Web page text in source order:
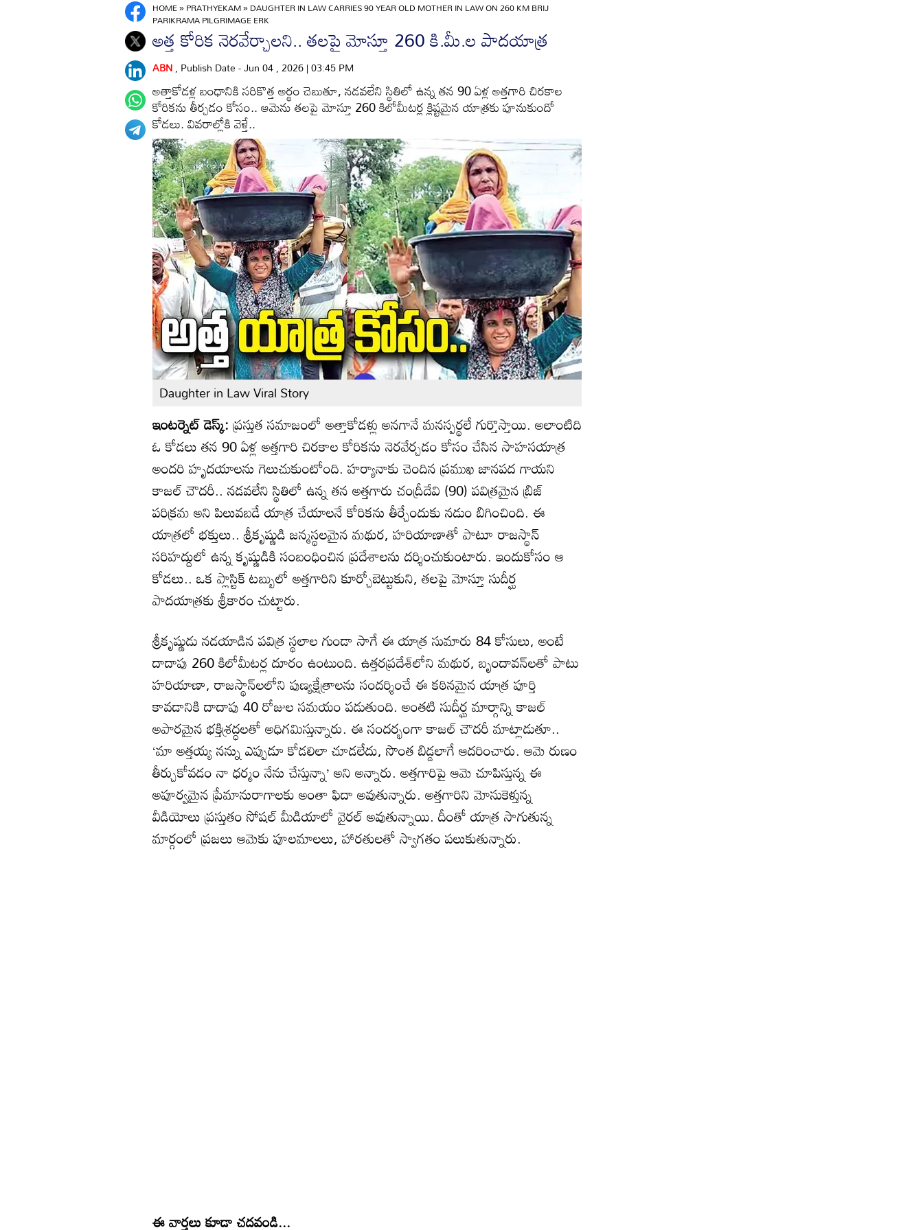
HOME»PRATHYEKAM»DAUGHTER IN LAW CARRIES 90 YEAR OLD MOTHER IN LAW ON 260 KM BRIJ
PARIKRAMA PILGRIMAGE ERK
అత్త కోరిక నెరవేర్చాలని.. తలపై మోస్తూ 260 కి.మీ.ల పాదయాత్ర
ABN, Publish Date - Jun 04 , 2026 | 03:45 PM
అత్తాకోడళ్ల బంధానికి సరికొత్త అర్థం చెబుతూ, నడవలేని స్థితిలో ఉన్న తన 90 ఏళ్ల అత్తగారి చిరకాల
కోరికను తీర్చడం కోసం.. ఆమెను తలపై మోస్తూ 260 కిలోమీటర్ల క్లిష్టమైన యాత్రకు పూనుకుందో
కోడలు. వివరాల్లోకి వెళ్తే..
Daughter in Law Viral Story
ఇంటర్నెట్ డెస్క్:ప్రస్తుత సమాజంలో అత్తాకోడళ్లు అనగానే మనస్పర్థలే గుర్తొస్తాయి. అలాంటిది
ఓ కోడలు తన 90 ఏళ్ల అత్తగారి చిరకాల కోరికను నెరవేర్చడం కోసం చేసిన సాహసయాత్ర
అందరి హృదయాలను గెలుచుకుంటోంది. హర్యానాకు చెందిన ప్రముఖ జానపద గాయని
కాజల్ చౌదరీ.. నడవలేని స్థితిలో ఉన్న తన అత్తగారు చంద్రీదేవి (90) పవిత్రమైన బ్రిజ్
పరిక్రమ అని పిలువబడే యాత్ర చేయాలనే కోరికను తీర్చేందుకు నడుం బిగించింది. ఈ
యాత్రలో భక్తులు.. శ్రీకృష్ణుడి జన్మస్థలమైన మథుర, హరియాణాతో పాటూ రాజస్థాన్
సరిహద్దులో ఉన్న కృష్ణుడికి సంబంధించిన ప్రదేశాలను దర్శించుకుంటారు. ఇందుకోసం ఆ
కోడలు.. ఒక ప్లాస్టిక్ టబ్బులో అత్తగారిని కూర్చోబెట్టుకుని, తలపై మోస్తూ సుదీర్ఘ
పాదయాత్రకు శ్రీకారం చుట్టారు.
శ్రీకృష్ణుడు నడయాడిన పవిత్ర స్థలాల గుండా సాగే ఈ యాత్ర సుమారు 84 కోసులు, అంటే
దాదాపు 260 కిలోమీటర్ల దూరం ఉంటుంది. ఉత్తరప్రదేశ్‌లోని మథుర, బృందావన్‌లతో పాటు
హరియాణా, రాజస్థాన్‌లలోని పుణ్యక్షేత్రాలను సందర్శించే ఈ కఠినమైన యాత్ర పూర్తి
కావడానికి దాదాపు 40 రోజుల సమయం పడుతుంది. అంతటి సుదీర్ఘ మార్గాన్ని కాజల్
అపారమైన భక్తిశ్రద్ధలతో అధిగమిస్తున్నారు. ఈ సందర్భంగా కాజల్ చౌదరీ మాట్లాడుతూ..
‘మా అత్తయ్య నన్ను ఎప్పుడూ కోడలిలా చూడలేదు, సొంత బిడ్డలాగే ఆదరించారు. ఆమె రుణం
తీర్చుకోవడం నా ధర్మం నేను చేస్తున్నా’ అని అన్నారు. అత్తగారిపై ఆమె చూపిస్తున్న ఈ
అపూర్వమైన ప్రేమానురాగాలకు అంతా ఫిదా అవుతున్నారు. అత్తగారిని మోసుకెళ్తున్న
వీడియోలు ప్రస్తుతం సోషల్ మీడియాలో వైరల్ అవుతున్నాయి. దీంతో యాత్ర సాగుతున్న
మార్గంలో ప్రజలు ఆమెకు పూలమాలలు, హారతులతో స్వాగతం పలుకుతున్నారు.
ఈ వార్తలు కూడా చదవండి...